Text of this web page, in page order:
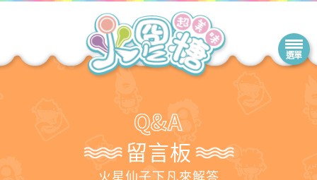
留言板
火星仙子下凡來解答